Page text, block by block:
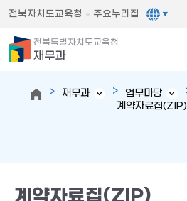
전북자치도교육청 주요누리집
전북특별자치도교육청
재무과
재무과 업무마당
계약자료집(ZIP)
계약자료집(ZIP)